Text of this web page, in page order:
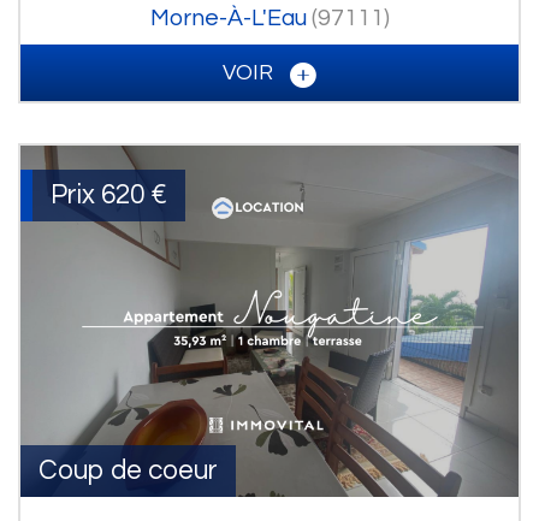
Morne-À-L'Eau (97111)
VOIR
Coup de coeur
Prix 620 €